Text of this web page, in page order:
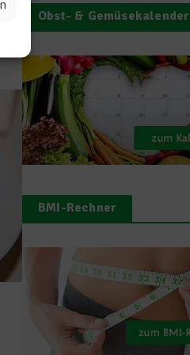
Obst- & Gemüsekalender
BMI-Rechner